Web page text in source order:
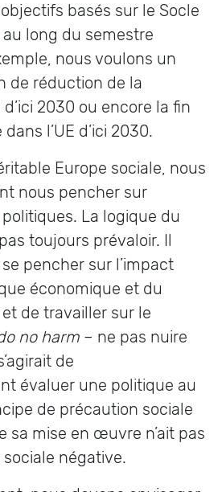
basés sur le Socle
long du semestre
nous voulons un
de réduction de la
2030 ou encore la fin
l’UE d’ici 2030.
Europe sociale, nous
nous pencher sur
politiques. La logique du
toujours prévaloir. Il
pencher sur l’impact
économique et du
de travailler sur le
no harm – ne pas nuire
de
évaluer une politique au
de précaution sociale
sa mise en œuvre n’ait pas
négative.